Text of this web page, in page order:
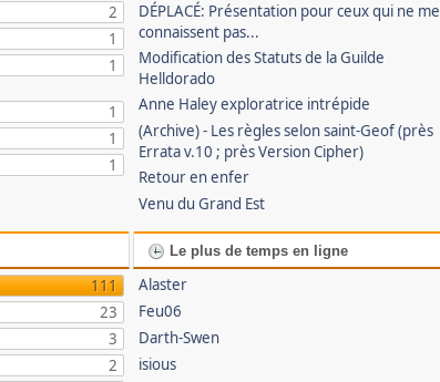
2
1
1
1
1
1
DÉPLACÉ: Présentation pour ceux qui ne me
connaissent pas...
Modification des Statuts de la Guilde
Helldorado
Anne Haley exploratrice intrépide
(Archive) - Les règles selon saint-Geof (près
Errata v.10 ; près Version Cipher)
Retour en enfer
Venu du Grand Est
111
23
3
2
Le plus de temps en ligne
Alaster
Feu06
Darth-Swen
isious